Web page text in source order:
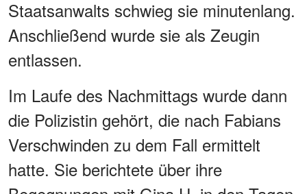
Staatsanwalts schwieg sie minutenlang.
Anschließend wurde sie als Zeugin
entlassen.
Im Laufe des Nachmittags wurde dann
die Polizistin gehört, die nach Fabians
Verschwinden zu dem Fall ermittelt
hatte. Sie berichtete über ihre